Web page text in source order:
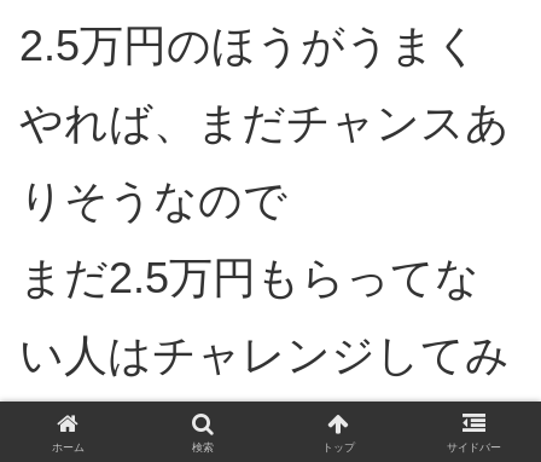
2.5万円のほうがうまく
やれば、まだチャンスあ
りそうなので
まだ2.5万円もらってな
い人はチャレンジしてみ
てはいかが？
ホーム 検索 トップ サイドバー